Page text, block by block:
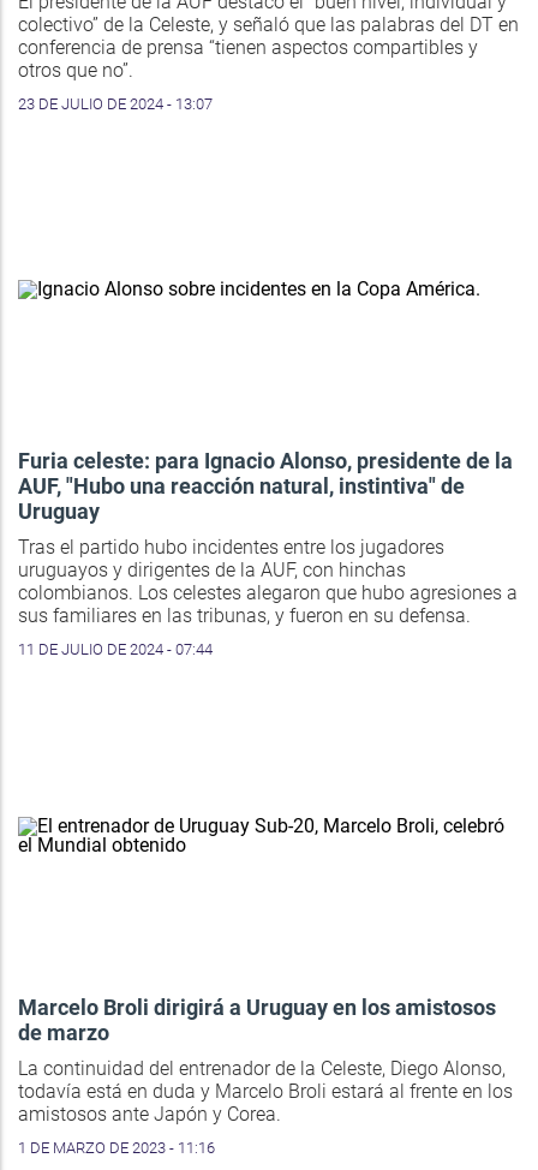
colectivo” de la Celeste, y señaló que las palabras del DT en
conferencia de prensa “tienen aspectos compartibles y
otros que no”.
23 DE JULIO DE 2024 - 13:07
Furia celeste: para Ignacio Alonso, presidente de la
AUF, "Hubo una reacción natural, instintiva" de
Uruguay
Tras el partido hubo incidentes entre los jugadores
uruguayos y dirigentes de la AUF, con hinchas
colombianos. Los celestes alegaron que hubo agresiones a
sus familiares en las tribunas, y fueron en su defensa.
11 DE JULIO DE 2024 - 07:44
Marcelo Broli dirigirá a Uruguay en los amistosos
de marzo
La continuidad del entrenador de la Celeste, Diego Alonso,
todavía está en duda y Marcelo Broli estará al frente en los
amistosos ante Japón y Corea.
1 DE MARZO DE 2023 - 11:16